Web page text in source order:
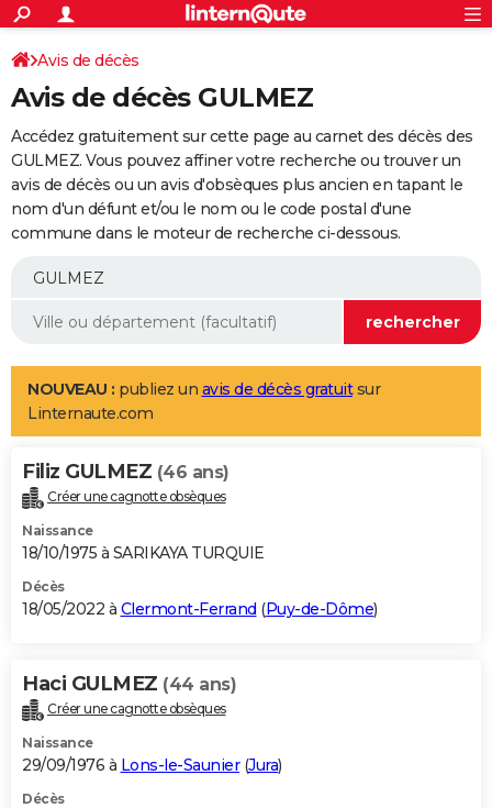
ACTUALITÉS
Politique
Société
Faits Divers
Education
Monde
Villes
+
SPORT
Coupe du monde 2026
Football
Tennis
Cyclisme
Rugby
Forum
Programme TV
TNT
Streaming
Cinéma
Sorties cinéma
Musique
+
FINANCE
Retraite
Epargne
Immobilier
Risques naturels par ville
Banque
Assurance
AUTO
Essais
Réserver un essai
Citadines
Berlines
SUV
Forum auto
+
Mobiles
Meilleur smartphone
Internet
Ordinateurs
Jeux vidéo
Guide high-tech
Aménagement intérieur
LIFESTYLE
Art de vivre
Bien-être
Loisirs
Mode
Modes de vie
Alimentation
Guide de la santé
Maladies
Médicaments
Sommeil
VOYAGE
Destinations
City break
Voyage nature
Voyage de noces
Forum
Climat
+PHOTO
GUIDES D'ACHAT
BONS PLANS
Carte de Noël
Carte Bonne année
Carte Saint-Valentin
Carte Pâques
Carte d'anniversaire
DICTIONNAIRE
Dictionnaire
Biographies
Citations
Expressions
Proverbes
PROGRAMME TV
Avis de décès
Avis de décès GULMEZ
Accédez gratuitement sur cette page au carnet des décès des
GULMEZ. Vous pouvez affiner votre recherche ou trouver un
avis de décès ou un avis d'obsèques plus ancien en tapant le
nom d'un défunt et/ou le nom ou le code postal d'une
commune dans le moteur de recherche ci-dessous.
NOUVEAU : publiez un avis de décès gratuitsur
Linternaute.com
Filiz GULMEZ (46 ans)
Créer une cagnotte obsèques
Naissance
18/10/1975 à SARIKAYA TURQUIE
Décès
18/05/2022 à Clermont-Ferrand (Puy-de-Dôme)
Haci GULMEZ (44 ans)
Créer une cagnotte obsèques
Naissance
29/09/1976 à Lons-le-Saunier(Jura)
Décès